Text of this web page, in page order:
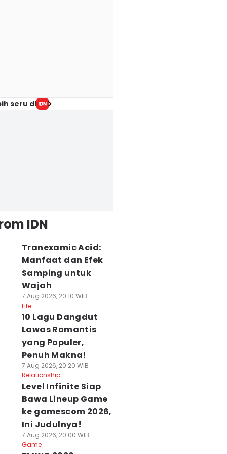
seru di
IDN
Tranexamic Acid:
Manfaat dan Efek
Samping untuk
Wajah
7 Aug 2026, 20:10 WIB
Life
10 Lagu Dangdut
Lawas Romantis
yang Populer,
Penuh Makna!
7 Aug 2026, 20:20 WIB
Relationship
Level Infinite Siap
Bawa Lineup Game
ke gamescom 2026,
Ini Judulnya!
7 Aug 2026, 20:00 WIB
Game